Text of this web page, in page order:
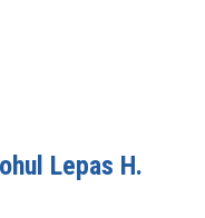
Lepas H.